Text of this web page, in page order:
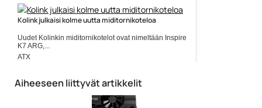
Adata
Kolink julkaisi kolme uutta miditornikoteloa
Uudet Kolinkin miditornikotelot ovat nimeltään Inspire
K7 ARG,...
ATX
Aiheeseen liittyvät artikkelit